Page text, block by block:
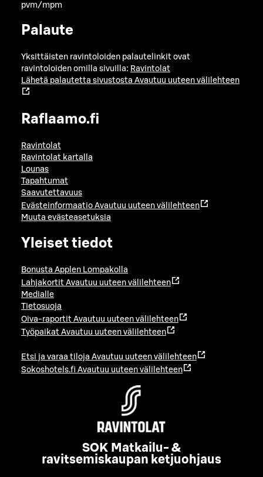
pvm/mpm
Palaute
Yksittäisten ravintoloiden palautelinkit ovat
ravintoloiden omilla sivuilla: Ravintolat
Lähetä palautetta sivustosta Avautuu uuteen välilehteen
Raflaamo.fi
Ravintolat
Ravintolat kartalla
Lounas
Tapahtumat
Saavutettavuus
Evästeinformaatio Avautuu uuteen välilehteen
Muuta evästeasetuksia
Yleiset tiedot
Bonusta Applen Lompakolla
Lahjakortit Avautuu uuteen välilehteen
Medialle
Tietosuoja
Oiva-raportit Avautuu uuteen välilehteen
Työpaikat Avautuu uuteen välilehteen
Etsi ja varaa tiloja Avautuu uuteen välilehteen
Sokoshotels.fi Avautuu uuteen välilehteen
SOK Matkailu- &
ravitsemiskaupan ketjuohjaus